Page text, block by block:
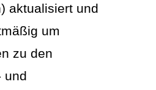
aktualisiert und
um
zu den
und